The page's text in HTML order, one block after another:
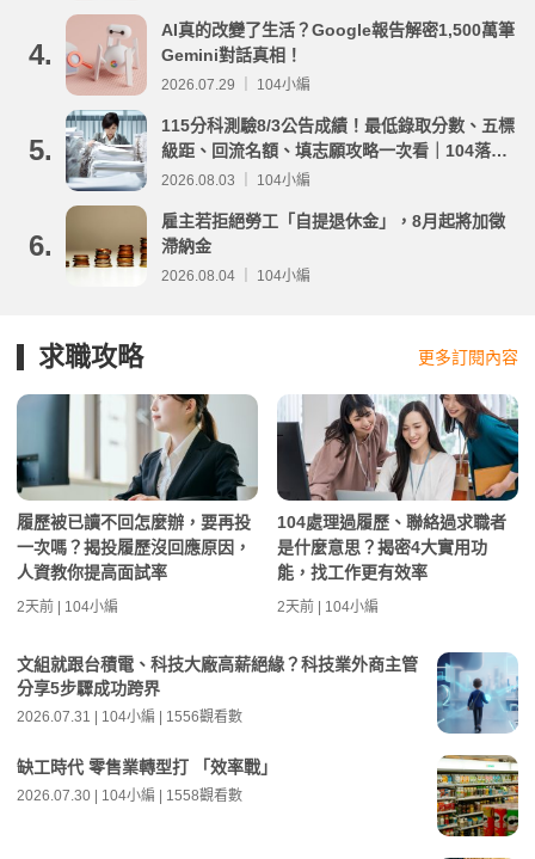
4.
AI真的改變了生活？Google報告解密1,500萬筆
Gemini對話真相！
2026.07.29 ｜ 104小編
5.
115分科測驗8/3公告成績！最低錄取分數、五標
級距、回流名額、填志願攻略一次看｜104落點
分析
2026.08.03 ｜ 104小編
6.
雇主若拒絕勞工「自提退休金」，8月起將加徵
滯納金
2026.08.04 ｜ 104小編
求職攻略 更多訂閱內容
履歷被已讀不回怎麼辦，要再投
一次嗎？揭投履歷沒回應原因，
人資教你提高面試率
2天前 | 104小編
104處理過履歷、聯絡過求職者
是什麼意思？揭密4大實用功
能，找工作更有效率
2天前 | 104小編
文組就跟台積電、科技大廠高薪絕緣？科技業外商主管
分享5步驟成功跨界
2026.07.31 | 104小編 | 1556觀看數
缺工時代 零售業轉型打 「效率戰」
2026.07.30 | 104小編 | 1558觀看數